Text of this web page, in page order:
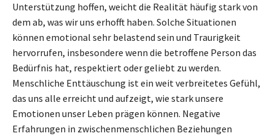
Unterstützung hoffen, weicht die Realität häufig stark von
dem ab, was wir uns erhofft haben. Solche Situationen
können emotional sehr belastend sein und Traurigkeit
hervorrufen, insbesondere wenn die betroffene Person das
Bedürfnis hat, respektiert oder geliebt zu werden.
Menschliche Enttäuschung ist ein weit verbreitetes Gefühl,
das uns alle erreicht und aufzeigt, wie stark unsere
Emotionen unser Leben prägen können. Negative
Erfahrungen in zwischenmenschlichen Beziehungen